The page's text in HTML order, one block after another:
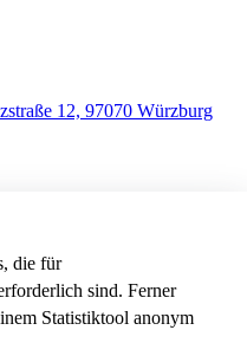
die für
sind. Ferner
Statistiktool anonym